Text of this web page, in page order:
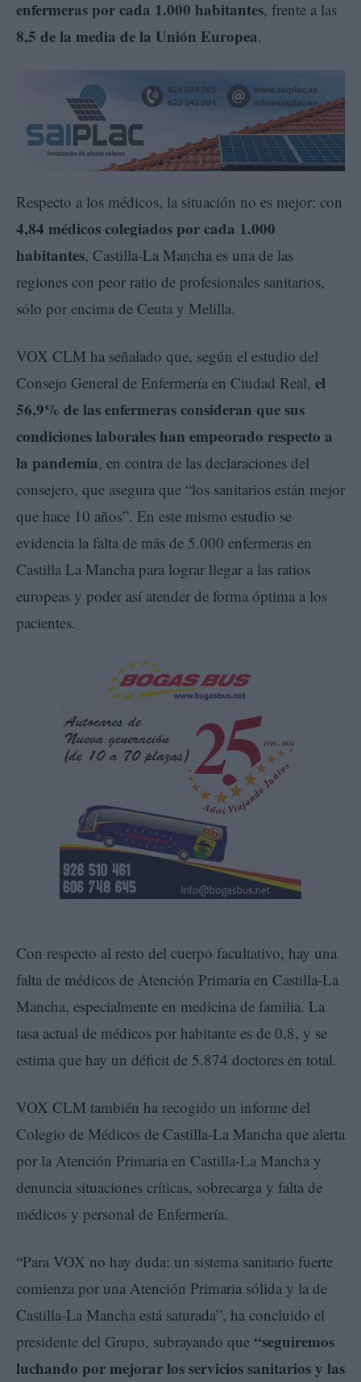
enfermeras por cada 1.000 habitantes, frente a las
8,5 de la media de la Unión Europea.
Respecto a los médicos, la situación no es mejor: con
4,84 médicos colegiados por cada 1.000
habitantes, Castilla-La Mancha es una de las
regiones con peor ratio de profesionales sanitarios,
sólo por encima de Ceuta y Melilla.
VOX CLM ha señalado que, según el estudio del
Consejo General de Enfermería en Ciudad Real, el
56,9% de las enfermeras consideran que sus
condiciones laborales han empeorado respecto a
la pandemia, en contra de las declaraciones del
consejero, que asegura que “los sanitarios están mejor
que hace 10 años”. En este mismo estudio se
evidencia la falta de más de 5.000 enfermeras en
Castilla La Mancha para lograr llegar a las ratios
europeas y poder así atender de forma óptima a los
pacientes.
Con respecto al resto del cuerpo facultativo, hay una
falta de médicos de Atención Primaria en Castilla-La
Mancha, especialmente en medicina de familia. La
tasa actual de médicos por habitante es de 0,8, y se
estima que hay un déficit de 5.874 doctores en total.
VOX CLM también ha recogido un informe del
Colegio de Médicos de Castilla-La Mancha que alerta
por la Atención Primaria en Castilla-La Mancha y
denuncia situaciones críticas, sobrecarga y falta de
médicos y personal de Enfermería.
“Para VOX no hay duda: un sistema sanitario fuerte
comienza por una Atención Primaria sólida y la de
Castilla-La Mancha está saturada”, ha concluido el
presidente del Grupo, subrayando que “seguiremos
luchando por mejorar los servicios sanitarios y las